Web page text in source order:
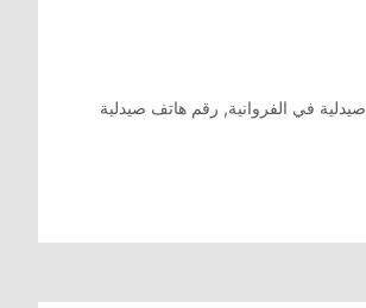
في الفروانية, رقم هاتف صيدلية